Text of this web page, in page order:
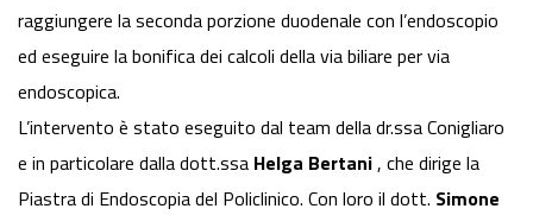
raggiungere la seconda porzione duodenale con l’endoscopio
ed eseguire la bonifica dei calcoli della via biliare per via
endoscopica.
L’intervento è stato eseguito dal team della dr.ssa Conigliaro
e in particolare dalla dott.ssa Helga Bertani , che dirige la
Piastra di Endoscopia del Policlinico. Con loro il dott. Simone